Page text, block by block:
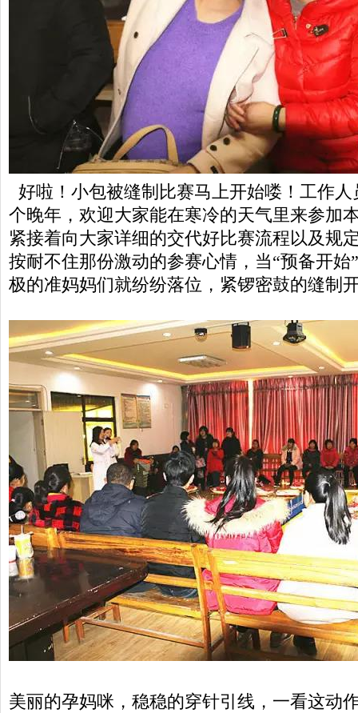
好啦！小包被缝制比赛马上开始喽！工作
个晚年，欢迎大家能在寒冷的天气里来参加
紧接着向大家详细的交代好比赛流程以及规
按耐不住那份激动的参赛心情，当“预备开始
极的准妈妈们就纷纷落位，紧锣密鼓的缝制
美丽的孕妈咪，稳稳的穿针引线，一看这动